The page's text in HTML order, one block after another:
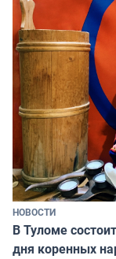
НОВОСТИ
В Туломе
дня коренных